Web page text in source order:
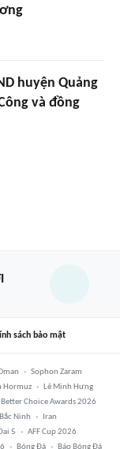
huyện Quảng
và đồng
sách bảo mật
Sophon Zaram
Hormuz
Lê Minh Hưng
Better Choice Awards 2026
Bắc Ninh
Iran
5
AFF Cup 2026
Bóng Đá Báo Bóng Đá